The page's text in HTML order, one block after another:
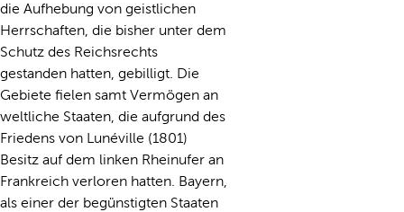
die Aufhebung von geistlichen
Herrschaften, die bisher unter dem
Schutz des Reichsrechts
gestanden hatten, gebilligt. Die
Gebiete fielen samt Vermögen an
weltliche Staaten, die aufgrund des
Friedens von Lunéville (1801)
Besitz auf dem linken Rheinufer an
Frankreich verloren hatten. Bayern,
als einer der begünstigten Staaten